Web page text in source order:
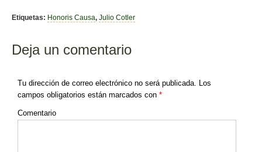
b
o
k
ar
Etiquetas: Honoris Causa, Julio Cotler
Deja un comentario
Tu dirección de correo electrónico no será publicada. Los
campos obligatorios están marcados con *
Comentario